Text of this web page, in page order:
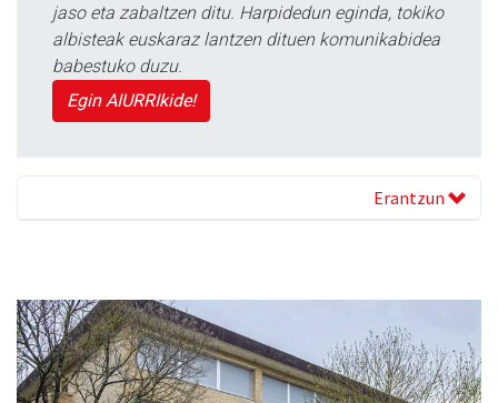
jaso eta zabaltzen ditu. Harpidedun eginda, tokiko
albisteak euskaraz lantzen dituen komunikabidea
babestuko duzu.
Egin AIURRIkide!
Erantzun